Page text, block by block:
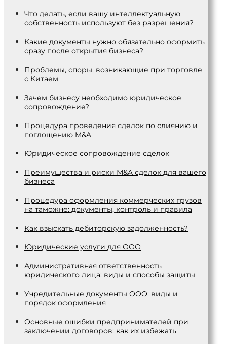
Что делать, если вашу интеллектуальную
собственность используют без разрешения?
Какие документы нужно обязательно оформить
сразу после открытия бизнеса?
Проблемы, споры, возникающие при торговле
с Китаем
Зачем бизнесу необходимо юридическое
сопровождение?
Процедура проведения сделок по слиянию и
поглощению M&A
Юридическое сопровождение сделок
Преимущества и риски М&A сделок для вашего
бизнеса
Процедура оформления коммерческих грузов
на таможне: документы, контроль и правила
Как взыскать дебиторскую задолженность?
Юридические услуги для ООО
Административная ответственность
юридического лица: виды и способы защиты
Учредительные документы ООО: виды и
порядок оформления
Основные ошибки предпринимателей при
заключении договоров: как их избежать